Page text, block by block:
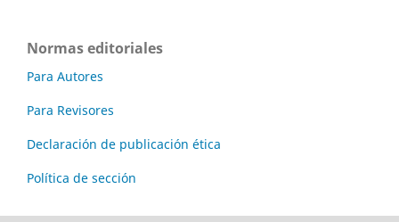
Normas editoriales
Para Autores
Para Revisores
Declaración de publicación ética
Política de sección